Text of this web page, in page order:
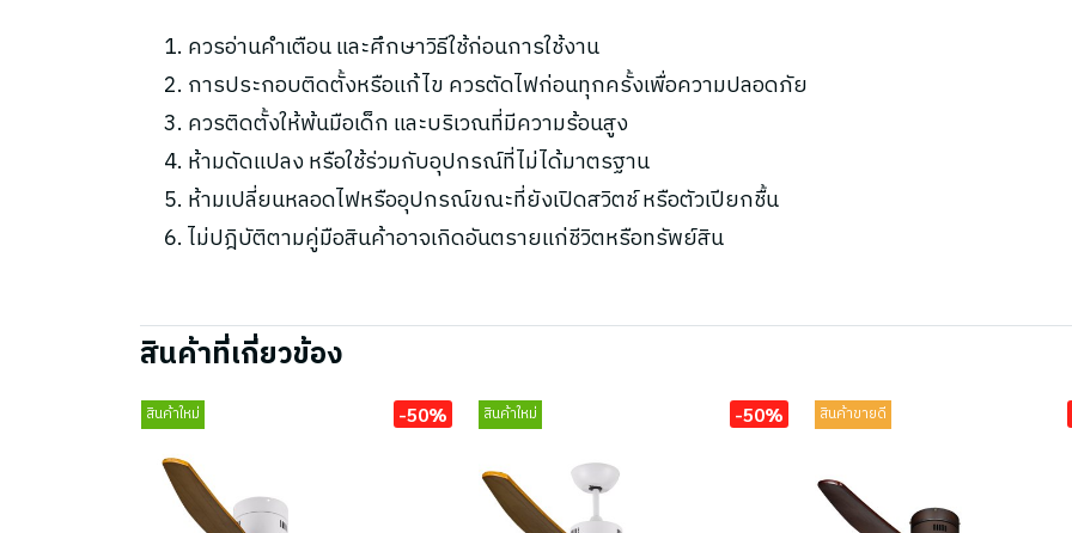
ควรอ่านคำเตือน และศึกษาวิธีใช้ก่อนการใช้งาน
การประกอบติดตั้งหรือแก้ไข ควรตัดไฟก่อนทุกครั้งเพื่อความปลอดภัย
ควรติดตั้งให้พ้นมือเด็ก และบริเวณที่มีความร้อนสูง
ห้ามดัดแปลง หรือใช้ร่วมกับอุปกรณ์ที่ไม่ได้มาตรฐาน
ห้ามเปลี่ยนหลอดไฟหรืออุปกรณ์ขณะที่ยังเปิดสวิตช์ หรือตัวเปียกชื้น
ไม่ปฎิบัติตามคู่มือสินค้าอาจเกิดอันตรายแก่ชีวิตหรือทรัพย์สิน
สินค้าที่เกี่ยวข้อง
สินค้าใหม่ -50% สินค้าใหม่ -50% สินค้าขายดี